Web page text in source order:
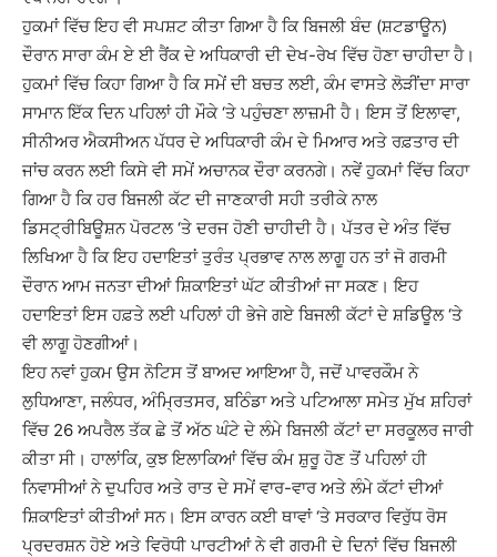
ਹੁਕਮਾਂ ਵਿੱਚ ਇਹ ਵੀ ਸਪਸ਼ਟ ਕੀਤਾ ਗਿਆ ਹੈ ਕਿ ਬਿਜਲੀ ਬੰਦ (ਸ਼ਟਡਾਊਨ)
ਦੌਰਾਨ ਸਾਰਾ ਕੰਮ ਏ ਈ ਰੈਂਕ ਦੇ ਅਧਿਕਾਰੀ ਦੀ ਦੇਖ-ਰੇਖ ਵਿੱਚ ਹੋਣਾ ਚਾਹੀਦਾ ਹੈ।
ਹੁਕਮਾਂ ਵਿੱਚ ਕਿਹਾ ਗਿਆ ਹੈ ਕਿ ਸਮੇਂ ਦੀ ਬਚਤ ਲਈ, ਕੰਮ ਵਾਸਤੇ ਲੋੜੀਂਦਾ ਸਾਰਾ
ਸਾਮਾਨ ਇੱਕ ਦਿਨ ਪਹਿਲਾਂ ਹੀ ਮੌਕੇ ‘ਤੇ ਪਹੁੰਚਣਾ ਲਾਜ਼ਮੀ ਹੈ। ਇਸ ਤੋਂ ਇਲਾਵਾ,
ਸੀਨੀਅਰ ਐਕਸੀਅਨ ਪੱਧਰ ਦੇ ਅਧਿਕਾਰੀ ਕੰਮ ਦੇ ਮਿਆਰ ਅਤੇ ਰਫ਼ਤਾਰ ਦੀ
ਜਾਂਚ ਕਰਨ ਲਈ ਕਿਸੇ ਵੀ ਸਮੇਂ ਅਚਾਨਕ ਦੌਰਾ ਕਰਨਗੇ। ਨਵੇਂ ਹੁਕਮਾਂ ਵਿੱਚ ਕਿਹਾ
ਗਿਆ ਹੈ ਕਿ ਹਰ ਬਿਜਲੀ ਕੱਟ ਦੀ ਜਾਣਕਾਰੀ ਸਹੀ ਤਰੀਕੇ ਨਾਲ
ਡਿਸਟ੍ਰੀਬਿਊਸ਼ਨ ਪੋਰਟਲ ‘ਤੇ ਦਰਜ ਹੋਣੀ ਚਾਹੀਦੀ ਹੈ। ਪੱਤਰ ਦੇ ਅੰਤ ਵਿੱਚ
ਲਿਖਿਆ ਹੈ ਕਿ ਇਹ ਹਦਾਇਤਾਂ ਤੁਰੰਤ ਪ੍ਰਭਾਵ ਨਾਲ ਲਾਗੂ ਹਨ ਤਾਂ ਜੋ ਗਰਮੀ
ਦੌਰਾਨ ਆਮ ਜਨਤਾ ਦੀਆਂ ਸ਼ਿਕਾਇਤਾਂ ਘੱਟ ਕੀਤੀਆਂ ਜਾ ਸਕਣ। ਇਹ
ਹਦਾਇਤਾਂ ਇਸ ਹਫ਼ਤੇ ਲਈ ਪਹਿਲਾਂ ਹੀ ਭੇਜੇ ਗਏ ਬਿਜਲੀ ਕੱਟਾਂ ਦੇ ਸ਼ਡਿਊਲ ‘ਤੇ
ਵੀ ਲਾਗੂ ਹੋਣਗੀਆਂ।
ਇਹ ਨਵਾਂ ਹੁਕਮ ਉਸ ਨੋਟਿਸ ਤੋਂ ਬਾਅਦ ਆਇਆ ਹੈ, ਜਦੋਂ ਪਾਵਰਕੌਮ ਨੇ
ਲੁਧਿਆਣਾ, ਜਲੰਧਰ, ਅੰਮ੍ਰਿਤਸਰ, ਬਠਿੰਡਾ ਅਤੇ ਪਟਿਆਲਾ ਸਮੇਤ ਮੁੱਖ ਸ਼ਹਿਰਾਂ
ਵਿੱਚ 26 ਅਪਰੈਲ ਤੱਕ ਛੇ ਤੋਂ ਅੱਠ ਘੰਟੇ ਦੇ ਲੰਮੇ ਬਿਜਲੀ ਕੱਟਾਂ ਦਾ ਸਰਕੂਲਰ ਜਾਰੀ
ਕੀਤਾ ਸੀ। ਹਾਲਾਂਕਿ, ਕੁਝ ਇਲਾਕਿਆਂ ਵਿੱਚ ਕੰਮ ਸ਼ੁਰੂ ਹੋਣ ਤੋਂ ਪਹਿਲਾਂ ਹੀ
ਨਿਵਾਸੀਆਂ ਨੇ ਦੁਪਹਿਰ ਅਤੇ ਰਾਤ ਦੇ ਸਮੇਂ ਵਾਰ-ਵਾਰ ਅਤੇ ਲੰਮੇ ਕੱਟਾਂ ਦੀਆਂ
ਸ਼ਿਕਾਇਤਾਂ ਕੀਤੀਆਂ ਸਨ। ਇਸ ਕਾਰਨ ਕਈ ਥਾਵਾਂ ‘ਤੇ ਸਰਕਾਰ ਵਿਰੁੱਧ ਰੋਸ
ਪ੍ਰਦਰਸ਼ਨ ਹੋਏ ਅਤੇ ਵਿਰੋਧੀ ਪਾਰਟੀਆਂ ਨੇ ਵੀ ਗਰਮੀ ਦੇ ਦਿਨਾਂ ਵਿੱਚ ਬਿਜਲੀ